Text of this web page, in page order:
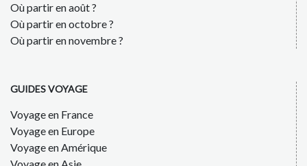
Où partir en août ?
Où partir en octobre ?
Où partir en novembre ?
GUIDES VOYAGE
Voyage en France
Voyage en Europe
Voyage en Amérique